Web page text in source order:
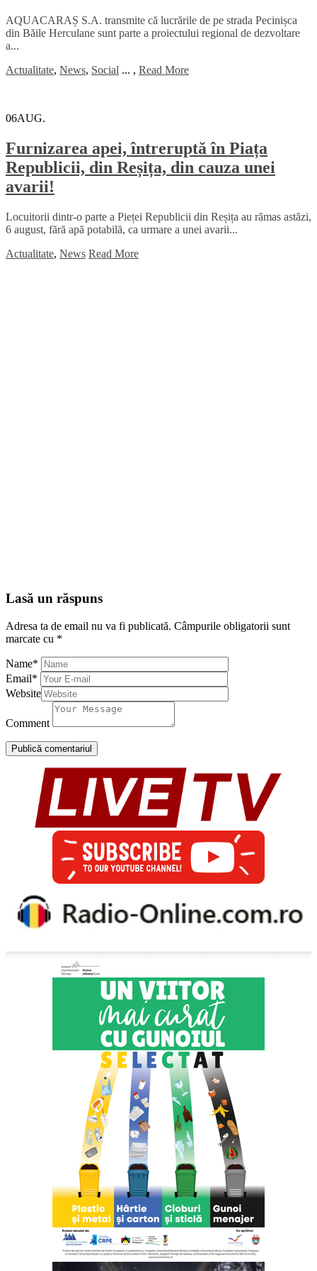
AQUACARAȘ S.A. transmite că lucrările de pe strada Pecinișca
din Băile Herculane sunt parte a proiectului regional de dezvoltare
a...
Actualitate, News, Social ... , Read More
06AUG.
Furnizarea apei, întreruptă în Piața
Republicii, din Reșița, din cauza unei
avarii!
Locuitorii dintr-o parte a Pieței Republicii din Reșița au rămas astăzi,
6 august, fără apă potabilă, ca urmare a unei avarii...
Actualitate, News Read More
Lasă un răspuns
Adresa ta de email nu va fi publicată. Câmpurile obligatorii sunt
marcate cu *
Name*
Email*
Website
Comment